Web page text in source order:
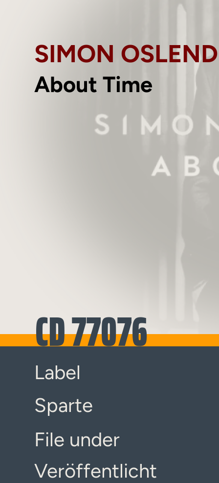
SIMON
About Time
CD 77076
Label
Sparte
File under
Veröffentlicht